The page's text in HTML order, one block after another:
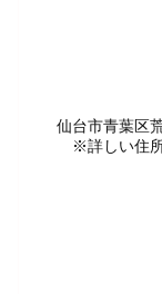
仙台市青葉区
※詳しい住所